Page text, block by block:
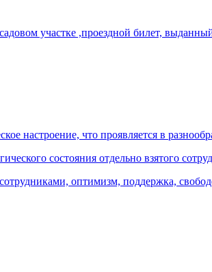
участке ,проездной билет,
настроение, что проявляется в
состояния отдельно взятого
оптимизм, поддержка,